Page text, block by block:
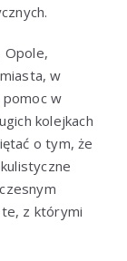
Opole,
w
w
kolejkach
o tym, że
z którymi